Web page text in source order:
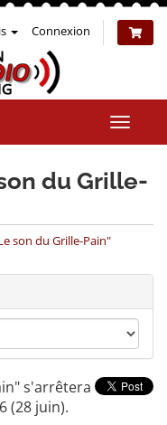
Connexion
la
du Grille-
son du Grille-Pain"
s'arrêtera
(28 juin).